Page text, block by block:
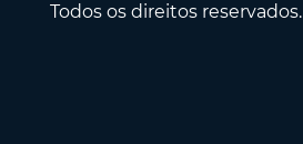
Todos os direitos reservados.